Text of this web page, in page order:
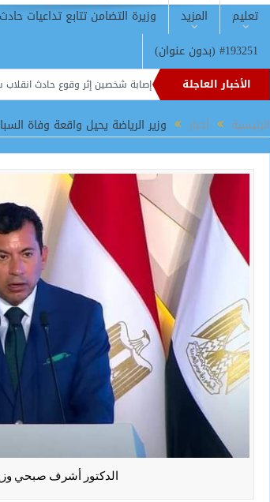
تعليم
المزيد وزيرة التضامن تتابع تداعيات
#193251 (بدون عنوان)
الأخبار العاجلةإصابة شخصين إثر وقوع حادث انقلاب سيارة
الرئيسية أخبار وزير الرياضة يحيل واقعة وفاة
الدكتور أشرف صبحي